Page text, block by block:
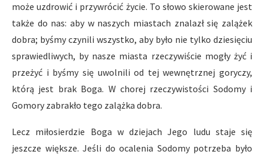
może uzdrowić i przywrócić życie. To słowo skierowane jest
także do nas: aby w naszych miastach znalazł się zalążek
dobra; byśmy czynili wszystko, aby było nie tylko dziesięciu
sprawiedliwych, by nasze miasta rzeczywiście mogły żyć i
przeżyć i byśmy się uwolnili od tej wewnętrznej goryczy,
którą jest brak Boga. W chorej rzeczywistości Sodomy i
Gomory zabrakło tego zalążka dobra.
Lecz miłosierdzie Boga w dziejach Jego ludu staje się
jeszcze większe. Jeśli do ocalenia Sodomy potrzeba było